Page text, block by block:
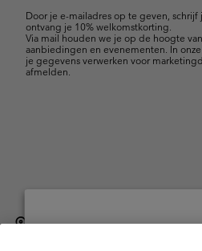
Door je e-mailadres op te geven,
ontvang je 10% welkomstkorting.
Via mail houden we je op de hoogte
aanbiedingen en evenementen. In onze
je gegevens verwerken voor
afmelden.
België (Nederlands) | English ›|